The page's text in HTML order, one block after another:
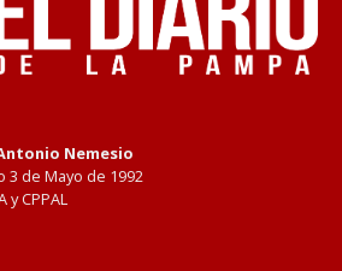
Nemesio
3 de Mayo de 1992
y CPPAL